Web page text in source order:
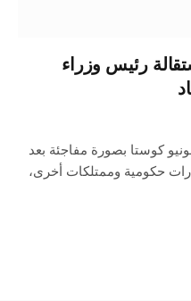
رئيس وزراء
كوستا بصورة مفاجئة بعد
حكومية وممتلكات أخرى،